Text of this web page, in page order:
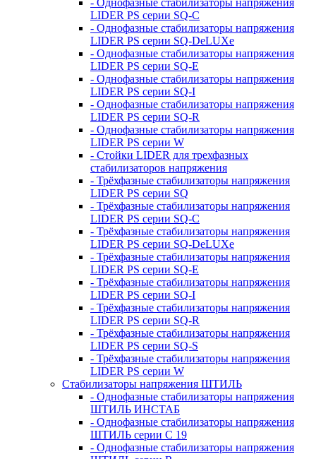
- Однофазные стабилизаторы напряжения
LIDER PS серии SQ-C
- Однофазные стабилизаторы напряжения
LIDER PS серии SQ-DeLUXe
- Однофазные стабилизаторы напряжения
LIDER PS серии SQ-E
- Однофазные стабилизаторы напряжения
LIDER PS серии SQ-I
- Однофазные стабилизаторы напряжения
LIDER PS серии SQ-R
- Однофазные стабилизаторы напряжения
LIDER PS серии W
- Стойки LIDER для трехфазных
стабилизаторов напряжения
- Трёхфазные стабилизаторы напряжения
LIDER PS серии SQ
- Трёхфазные стабилизаторы напряжения
LIDER PS серии SQ-C
- Трёхфазные стабилизаторы напряжения
LIDER PS серии SQ-DeLUXe
- Трёхфазные стабилизаторы напряжения
LIDER PS серии SQ-E
- Трёхфазные стабилизаторы напряжения
LIDER PS серии SQ-I
- Трёхфазные стабилизаторы напряжения
LIDER PS серии SQ-R
- Трёхфазные стабилизаторы напряжения
LIDER PS серии SQ-S
- Трёхфазные стабилизаторы напряжения
LIDER PS серии W
Стабилизаторы напряжения ШТИЛЬ
- Однофазные стабилизаторы напряжения
ШТИЛЬ ИНСТАБ
- Однофазные стабилизаторы напряжения
ШТИЛЬ серии C 19
- Однофазные стабилизаторы напряжения